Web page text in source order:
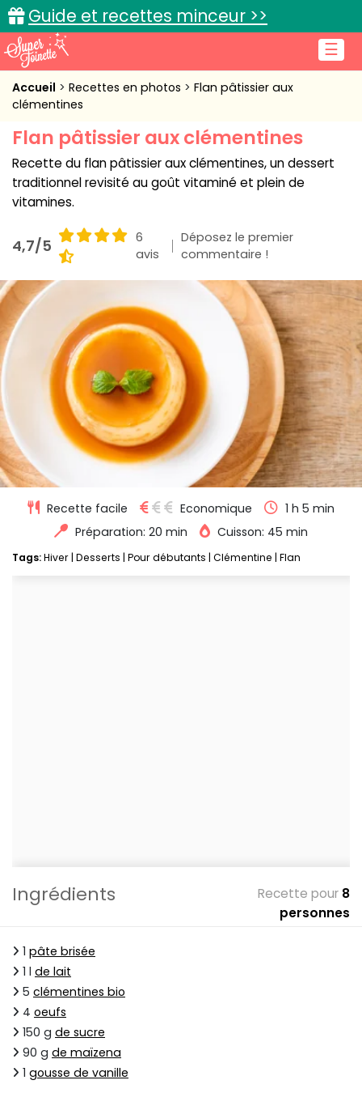
☰
Guide et recettes minceur >>
Accueil
Cuisine pratique
L'actu cuisine
Accueil Recettes en photos
Flan pâtissier aux
clémentines
Flan pâtissier aux clémentines
Recette du flan pâtissier aux clémentines, un dessert
traditionnel revisité au goût vitaminé et plein de
vitamines.
4,7/5
6
avis
Déposez le premier
commentaire !
Recette facile Economique
1 h 5 min
Préparation: 20 min
Cuisson: 45 min
Tags:Hiver Desserts Pour débutants Clémentine Flan
Ingrédients Recette pour 8
personnes
1 pâte brisée
1 l de lait
5 clémentines bio
4 oeufs
150 g de sucre
90 g de maïzena
1 gousse de vanille